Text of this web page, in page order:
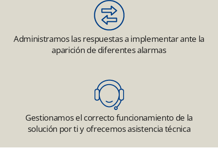
Administramos las respuestas a implementar ante la
aparición de diferentes alarmas
Gestionamos el correcto funcionamiento de la
solución por ti y ofrecemos asistencia técnica